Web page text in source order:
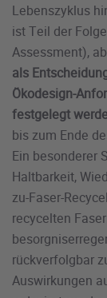
Lebenszyklus
ist Teil der
Assessment),
als
Ökodesign-
festgelegt
bis zum Ende
Ein besonderer
Haltbarkeit,
zu-Faser-
recycelten
rückverfolgbar
Auswirkungen